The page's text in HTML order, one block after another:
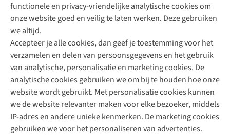
functionele en privacy-vriendelijke analytische cookies om
onze website goed en veilig te laten werken. Deze gebruiken
we altijd.
Accepteer je alle cookies, dan geef je toestemming voor het
verzamelen en delen van persoonsgegevens en het gebruik
van analytische, personalisatie en marketing cookies. De
analytische cookies gebruiken we om bij te houden hoe onze
website wordt gebruikt. Met personalisatie cookies kunnen
we de website relevanter maken voor elke bezoeker, middels
IP-adres en andere unieke kenmerken. De marketing cookies
gebruiken we voor het personaliseren van advertenties.
Direct advies van een Buitenexpert
+31 (0)85 888 50 88
+31 6 12 28 49 80
Contactformulier